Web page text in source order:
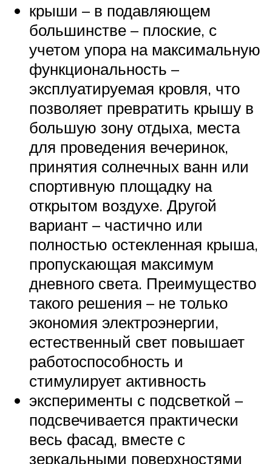
крыши – в подавляющем
большинстве – плоские, с
учетом упора на максимальную
функциональность –
эксплуатируемая кровля, что
позволяет превратить крышу в
большую зону отдыха, места
для проведения вечеринок,
принятия солнечных ванн или
спортивную площадку на
открытом воздухе. Другой
вариант – частично или
полностью остекленная крыша,
пропускающая максимум
дневного света. Преимущество
такого решения – не только
экономия электроэнергии,
естественный свет повышает
работоспособность и
стимулирует активность
эксперименты с подсветкой –
подсвечивается практически
весь фасад, вместе с
зеркальными поверхностями